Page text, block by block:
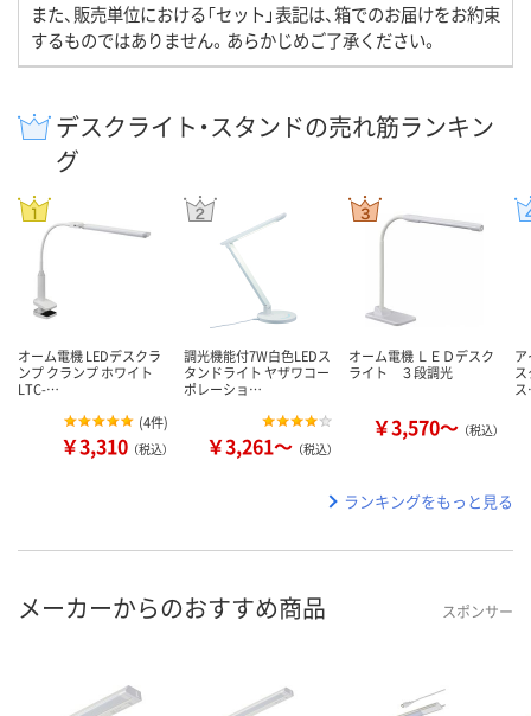
また、販売単位における「セット」表記は、箱でのお届けをお約束
するものではありません。あらかじめご了承ください。
デスクライト・スタンドの売れ筋ランキン
グ
オーム電機 LEDデスクラ
ンプ クランプ ホワイト
LTC-…
(4件)
￥3,310 （税込）
調光機能付7W白色LEDス
タンドライト ヤザワコー
ポレーショ…
￥3,261～ （税込）
オーム電機 ＬＥＤデスク
ライト ３段調光
￥3,570～ （税込）
ランキングをもっと見る
メーカーからのおすすめ商品 スポンサー